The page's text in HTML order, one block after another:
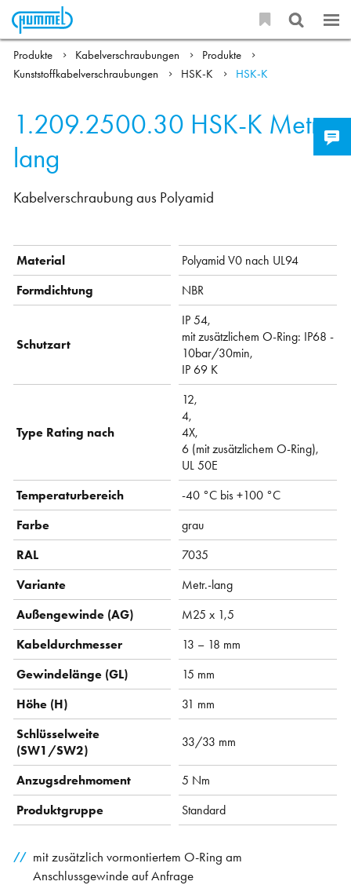
Produkte Kabelverschraubungen
Produkte
Kunststoffkabelverschraubungen
HSK-K HSK-K
1.209.2500.30 HSK-K Metr.-
lang
Kabelverschraubung aus Polyamid
Material
Polyamid V0 nach UL94
Formdichtung
NBR
Schutzart
IP 54,
mit zusätzlichem O-Ring: IP68 -
10bar/30min,
IP 69 K
Type Rating nach
12,
4,
4X,
6 (mit zusätzlichem O-Ring),
UL 50E
Temperaturbereich
-40 °C bis +100 °C
Farbe
grau
RAL
7035
Variante
Metr.-lang
Außengewinde (AG)
M25 x 1,5
Kabeldurchmesser
13 – 18 mm
Gewindelänge (GL)
15 mm
Höhe (H)
31 mm
Schlüsselweite
(SW1/SW2)
33/33 mm
Anzugsdrehmoment
5 Nm
Produktgruppe
Standard
mit zusätzlich vormontiertem O-Ring am
Anschlussgewinde auf Anfrage